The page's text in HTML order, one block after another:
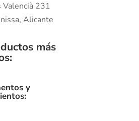
Valencià 231
Alicante
más
:
y